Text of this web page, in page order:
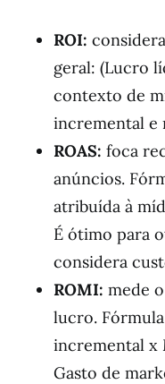
ROI:
geral: (Lucro
contexto de
incremental e
ROAS: foca
anúncios.
atribuída à
É ótimo para
considera
ROMI: mede
lucro.
incremental x
Gasto de